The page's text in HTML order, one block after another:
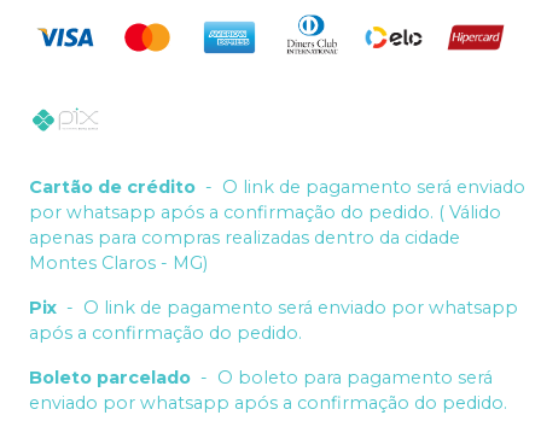
Cartão de crédito - O link de pagamento será enviado
por whatsapp após a confirmação do pedido. ( Válido
apenas para compras realizadas dentro da cidade
Montes Claros - MG)
Pix - O link de pagamento será enviado por whatsapp
após a confirmação do pedido.
Boleto parcelado - O boleto para pagamento será
enviado por whatsapp após a confirmação do pedido.